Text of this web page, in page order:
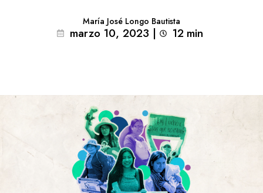
María José Longo Bautista
marzo 10, 2023 | 12 min